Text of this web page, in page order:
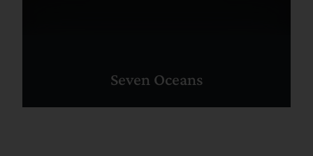
Seven Oceans